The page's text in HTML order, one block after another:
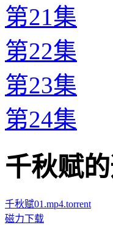
第21集
第22集
第23集
第24集
千秋赋的
千秋赋01.mp4.torrent
磁力下载